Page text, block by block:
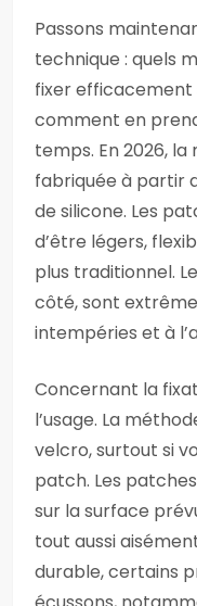
Passons
technique : quels
fixer efficacement
comment en
temps. En 2026,
fabriquée à partir
de silicone. Les
d’être légers,
plus traditionnel.
côté, sont
intempéries et à
Concernant la
l’usage. La
velcro, surtout si
patch. Les
sur la surface
tout aussi
durable, certains